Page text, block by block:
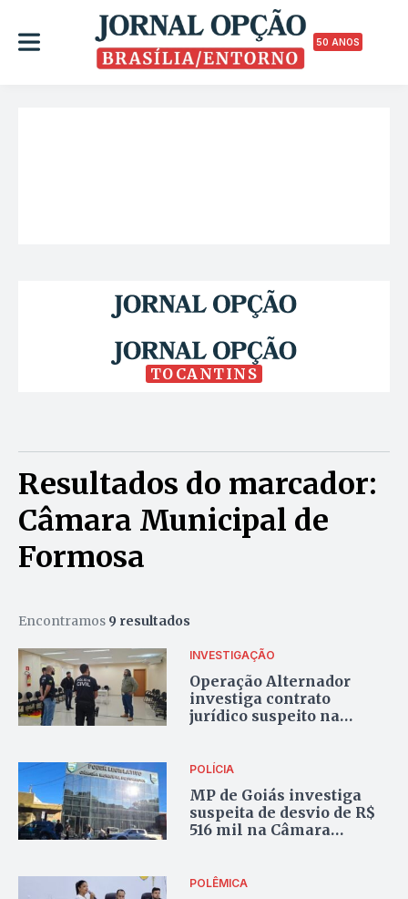
50 ANOS
TOCANTINS
Resultados do marcador:
Câmara Municipal de
Formosa
Encontramos 9 resultados
INVESTIGAÇÃO
Operação Alternador
investiga contrato
jurídico suspeito na
POLÍCIA
MP de Goiás investiga
suspeita de desvio de R$
516 mil na Câmara
POLÊMICA